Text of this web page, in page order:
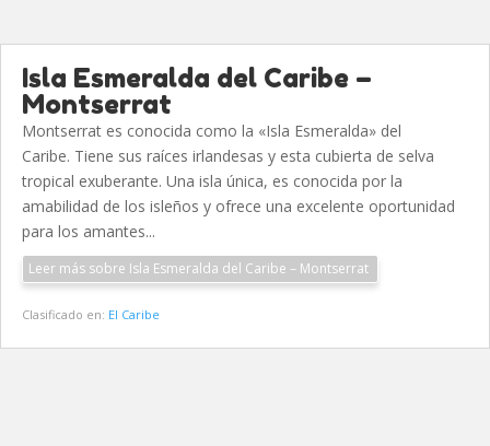
Isla Esmeralda del Caribe –
Montserrat
Montserrat es conocida como la «Isla Esmeralda» del
Caribe. Tiene sus raíces irlandesas y esta cubierta de selva
tropical exuberante. Una isla única, es conocida por la
amabilidad de los isleños y ofrece una excelente oportunidad
para los amantes...
Leer más sobre Isla Esmeralda del Caribe – Montserrat
Clasificado en: El Caribe